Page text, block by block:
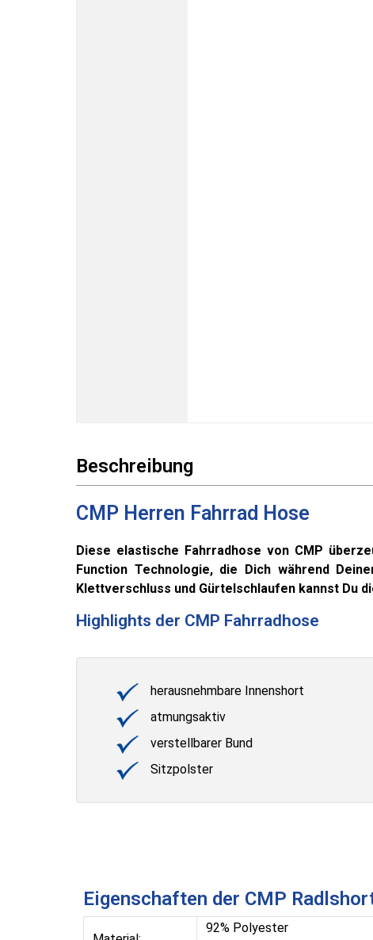
Beschreibung
CMP Herren Fahrrad Hose
Diese elastische Fahrradhose von CMP
Function Technologie, die Dich während
Klettverschluss und Gürtelschlaufen kannst Du
Highlights der CMP Fahrradhose
herausnehmbare Innenshort
atmungsaktiv
verstellbarer Bund
Sitzpolster
Eigenschaften der CMP
92% Polyester